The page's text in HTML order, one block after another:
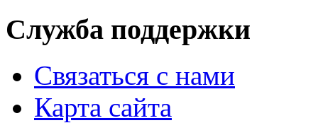
Служба поддержки
Связаться с нами
Карта сайта